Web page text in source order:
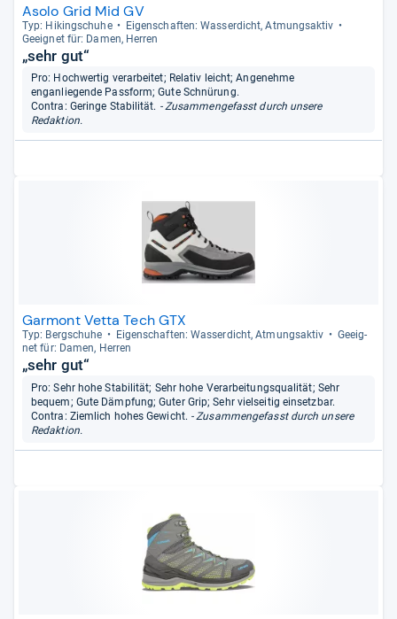
Asolo Grid Mid GV
Typ: Hikingschuhe
Eigen­schaf­ten: Was­ser­dicht, Atmungs­ak­tiv
Geeig­net für: Damen, Her­ren
„sehr gut“
Pro: Hochwertig verarbeitet; Relativ leicht; Angenehme
enganliegende Passform; Gute Schnürung.
Contra: Geringe Stabilität. - Zusammengefasst durch unsere
Redaktion.
Garmont Vetta Tech GTX
Typ: Berg­schuhe Eigen­schaf­ten: Was­ser­dicht, Atmungs­ak­tiv
Geeig­
net für: Damen, Her­ren
„sehr gut“
Pro: Sehr hohe Stabilität; Sehr hohe Verarbeitungsqualität; Sehr
bequem; Gute Dämpfung; Guter Grip; Sehr vielseitig einsetzbar.
Contra: Ziemlich hohes Gewicht. - Zusammengefasst durch unsere
Redaktion.